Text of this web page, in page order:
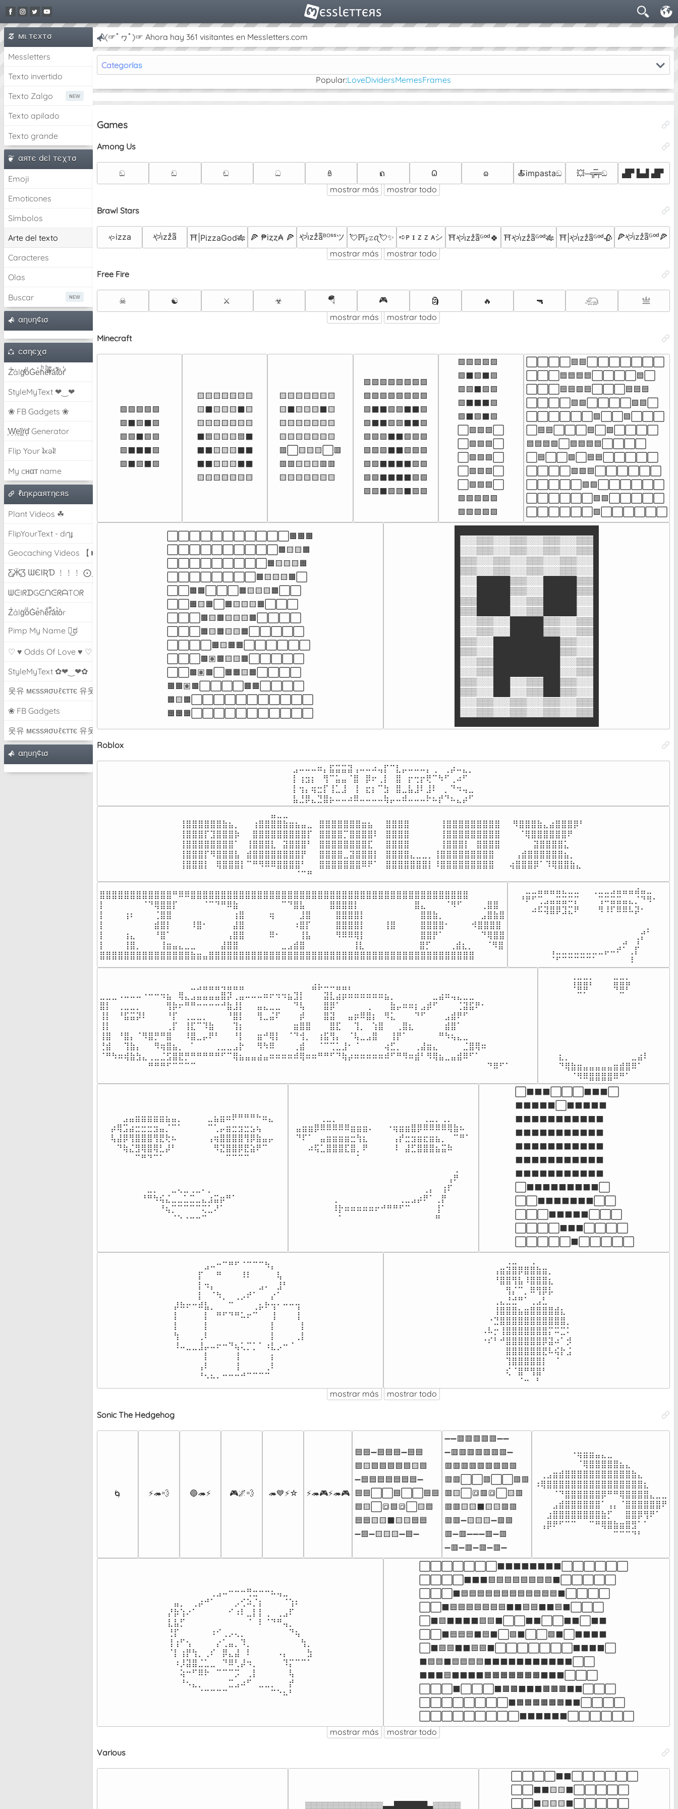
мι тєxтσ
Messletters
Texto invertido
Texto Zalgo
Texto apilado
Texto grande
αятє dєl тєχтσ
Emoji
Emoticones
Símbolos
Arte del texto
Caracteres
Olas
Buscar
αηυη¢ισ
cσηєχσ
Z̾̽ảlg̀͐ͭ̽oͧG̀e̒̃nͪȅͪͫ̏̐r͌̑á͑t͌̑͛o̊r̓̐
StyleMyText ❤‿❤
❀ FB Gadgets ❀
͕͗W͕͕͗͗e͕͕͗͗i͕͕͗͗r͕͗d͕͗ Generator
Flip Your ʇxəʇ!
My cнαт name
ℓιηкραятηєяѕ
Plant Videos ☘
FlipYourText - dıๅɟ
Geocaching Videos 【►】
Ƹ̵̡Ӝ̵̨̄Ʒ ƜЄƖƦƊ ﹗﹗﹗ ⨀_⨀
ᗯᕮIᖇᗪGᕮᑎᕮᖇᗩTOᖇ
Z̾ảlg̀͐oͧG̀e̒̃nȅ̐r͌̑á͑t͛o̊r
Pimp My Name ಠ͜ಠ
♡ ♥ Odds Of Love ♥ ♡
StyleMyText ✿❤‿❤✿
웃유 мєѕѕяσυℓєттє 유웃
❀ FB Gadgets
웃유 мєѕѕяσυℓєттє 유웃
αηυη¢ισ
(☞ﾟヮﾟ)☞ Ahora hay 361 visitantes en Messletters.com
Categorías
Popular:LoveDividersMemesFrames
Games
Among Us
ඞ ඩ ඬ ධ ꎂ ຄ 𐐗 𐐿 🍝impastaඞ 💥─╦̵̵̿╤ඞ
▟▛ ▙▟ ▟▛
mostrar más
mostrar todo
Brawl Stars
ゃizza やiͥzzͣaͫ ⛩️|PizzaGod🎋 🍕 ₱iȥȥ₳ 🍕 やiͥzzͣaͫᴮᴼˢˢツ 💘ℙī𝓏𝚣ꪋ💘✨ ➪ᴘ ɪ ᴢ ᴢ ᴀシ︎ ⛩やiͥzzͣaͫᴳᵒᵈ🍀 ⛩やiͥzzͣaͫᴳᵒᵈ🎋 ⛩|やiͥzzͣaͫᴳᵒᵈ🥀 🍕やiͥzzͣaͫᴳᵒᵈ🍕
mostrar más
mostrar todo
Free Fire
☠ ☯ ⚔ ☣ 🪂 🎮 🗿 🔥 🔫 𓃰
  亗
mostrar más
mostrar todo
Minecraft
🟩🟩🟩🟩🟩
🟩⬛🟩⬛🟩
🟩🟩⬛🟩🟩
🟩⬛⬛⬛🟩
🟩⬛🟩⬛🟩
🟨🟨🟨🟨🟨🟨🟨
🟨⬛🟨🟨🟨⬛🟨
🟨🟨🟨🟨🟨🟨🟨
⬛🟦🟨🟨🟨🟦⬛
⬛⬛🟨🟨🟨⬛⬛
⬛⬛🟨🟨🟨⬛⬛
🟨🟨🟨🟨🟨🟨🟨
🟨🟨🟨🟨🟨🟨🟨
🟨⬛🟨🟨🟨⬛🟨
🟨🟨🟨🟨🟨🟨🟨
🟨🟨🟨🟨🟨🟨🟨
🟥⬜🟨🟨🟨⬜🟥
🟥🟥🟨🟨🟨🟥🟥
🟨🟨🟨🟨🟨🟨🟨
🟩🟩🟩🟩🟩🟩🟩🟩
🟩🟩🟩🟩🟩🟩🟩🟩
🟩⬛⬛🟩🟩⬛⬛🟩
🟩⬛⬛🟩🟩⬛⬛🟩
🟩🟩🟩⬛⬛🟩🟩🟩
🟩🟩🟩⬛⬛🟩🟩🟩
🟩🟩⬛⬛⬛⬛🟩🟩
🟩🟩⬛⬛⬛⬛🟩🟩
🟩🟩⬛🟩🟩⬛🟩🟩
🟩🟩🟩🟩🟩
🟩⬛🟩⬛🟩
🟩🟩⬛🟩🟩
🟩⬛⬛⬛🟩
🟩⬛🟩⬛🟩
⬜🟩🟩🟩⬜
⬜🟩🟩🟩⬜
⬜🟩🟩🟩⬜
⬜🟩🟩🟩⬜
⬜🟩🟩🟩⬜
🟩🟩🟩🟩🟩
🟩🟩🟩🟩🟩
⬜⬜⬜⬜🟦🟦⬜⬜⬜⬜⬜⬜⬜
⬜⬜⬜🟦🟦🟦🟦⬜⬜⬜⬜🟦⬜
⬜⬜⬜🟦🟦🟩🟦⬜⬜⬜🟦🟦🟦
⬜⬜⬜⬜🟦🟩⬜⬜⬜⬜🟩🟦⬜
⬜⬜⬜⬜⬜⬜🟩⬜⬜🟩⬜⬜⬜
⬜🟦🟦⬜⬜⬜🟦⬜🟩⬜⬜⬜⬜
🟦🟦🟦🟩⬜🟦🟦🟦🟦⬜⬜⬜⬜
⬜🟦⬜⬜🟩⬜🟦🟦⬜⬜⬜⬜⬜
⬜⬜⬜⬜🟩🟩🟦⬜⬜⬜⬜⬜⬜
⬜⬜⬜⬜⬜🟩🟩⬜⬜⬜⬜⬜⬜
⬜⬜⬜⬜⬜⬜🟩🟩⬜⬜⬜⬜⬜
⬜⬜⬜⬜⬜⬜🟩⬜⬜⬜⬜⬜⬜
⬜⬜⬜⬜⬜⬜⬜⬜⬜⬜⬜🟧🟧🟧
⬜⬜⬜⬜⬜⬜⬜⬜⬜⬜🟧🟨🟨🟧
⬜⬜⬜⬜⬜⬜⬜⬜⬜🟧🟨🟨🟨🟧
⬜⬜⬜⬜⬜⬜⬜⬜🟧🟨🟨🟨🟧⬜
⬜⬜🟧🟧⬜⬜⬜🟧🟨🟨🟨🟧⬜⬜
⬜⬜🟧🟨🟧⬜🟧🟨🟨🟨🟧⬜⬜⬜
⬜⬜⬜🟧🟨🟧🟨🟨🟨🟧⬜⬜⬜⬜
⬜⬜⬜🟧🟨🟧🟨🟨🟧⬜⬜⬜⬜⬜
⬜⬜⬜⬜🟧🟨🟧🟧⬜⬜⬜⬜⬜⬜
⬜⬜⬜🟫🏽🟧🟨🟨🟧⬜⬜⬜⬜⬜
⬜⬜🟫🏽🟫⬜🟧🟧🟨🟧⬜⬜⬜⬜
🟧🟧🏽🟫⬜⬜⬜⬜🟧🟧⬜⬜⬜⬜
🟧🟨🟧⬜⬜⬜⬜⬜⬜⬜⬜⬜⬜⬜
🟧🟧🟧⬜⬜⬜⬜⬜⬜⬜⬜⬜⬜⬜
█░░░▒▒▒░░░▒▒▒░░░▒▒▒░░░▒▒▒█
█░░░▒▒▒░░░▒▒▒░░░▒▒▒░░░▒▒▒█
█▒▒▒░░░▒▒▒░░░▒▒▒░░░▒▒▒░░░█
█▒▒▒░░░▒▒▒░░░▒▒▒░░░▒▒▒░░░█
█░░░██████▒▒▒░░░██████▒▒▒█
█░░░██████▒▒▒░░░██████▒▒▒█
█▒▒▒██████░░░▒▒▒██████░░░█
█▒▒▒██████░░░▒▒▒██████░░░█
█░░░▒▒▒░░░██████▒▒▒░░░▒▒▒█
█░░░▒▒▒░░░██████▒▒▒░░░▒▒▒█
█▒▒▒░░░████████████▒▒▒░░░█
█▒▒▒░░░████████████▒▒▒░░░█
█░░░▒▒▒████████████░░░▒▒▒█
█░░░▒▒▒████████████░░░▒▒▒█
█▒▒▒░░░███░░░▒▒▒███▒▒▒░░░█
█▒▒▒░░░███░░░▒▒▒███▒▒▒░░░█
█░░░▒▒▒░░░▒▒▒░░░▒▒▒░░░▒▒▒█
█░░░▒▒▒░░░▒▒▒░░░▒▒▒░░░▒▒▒█
Roblox
⣠⠤⠤⠤⠶⡄⣯⣭⣭⣽⢠⠤⠤⠴⢤⡏⠉⣇⡤⠤⠤⠤⡄⢀⠀⢀⡴⠤⣄⡀
⡇⢰⣲⡆⠀⢻⠉⣥⣤⠈⣿⠀⡿⠖⢀⡇⠀⣿⠀⡖⢒⡖⢟⠉⠳⠋⢀⠴⠋⠀
⡇⢲⡄⢶⣒⡏⢸⣁⣸⠀⢸⠀⣖⡆⠉⣳⠀⣿⣀⣧⣸⠇⣸⠇⠀⡀⠙⠲⢤⣀
⣧⣘⡿⣄⣙⣿⡦⠤⠤⠴⠿⠤⠤⠤⠤⢷⡤⠤⠾⠤⠤⠤⠗⠦⡞⠙⠦⣄⡴⠋
⠀⠀⠀⠀⠀⠀⠀⠀⠀⠀⠀⠀⠀⠀⠀⣤⣀⣀
⢸⣿⣿⣿⣿⣿⣿⣷⣦⡀⠀⠀⢰⣿⣿⣿⣿⣷⣶⣦⣤⣀⠀⣿⣿⣿⣿⣿⣿⣿⣶⣦⠀⠀⣿⣿⣿⣿⠀⠀⠀⠀⠀⢸⣿⣿⣿⣿⣿⣿⣿⣿⣿⠀⠀⠻⣿⣿⣿⣷⣄⣴⣿⣿⣿⡿⠃
⢸⣿⣿⣿⡏⣹⣿⣿⣿⡷⠀⠀⣿⣿⣿⣿⣿⣿⣿⣿⣿⡏⠀⣿⣿⣿⣿⡉⣿⣿⣿⣿⠇⠀⣿⣿⣿⣿⠀⠀⠀⠀⠀⢸⣿⣿⣿⣿⣿⣿⣿⣿⣿⠀⠀⠀⠈⢿⣿⣿⣿⣿⣿⣿⠟⠀⠀
⢸⣿⣿⣿⣿⣿⣿⣿⣿⠁⠀⢸⣿⣿⣿⣇⠀⣽⣿⣿⣿⠃⠀⣿⣿⣿⣿⣿⣿⣿⣿⣏⠀⠀⣿⣿⣿⣿⠀⠀⠀⠀⠀⢸⣿⣿⣿⡇⠀⣿⣿⣿⣿⠀ ⠀⠀⠀⠀⣽⣿⣿⣿⣿⣅⠀⠀⠀
⢸⣿⣿⣿⡏⠻⣿⣿⣿⣧⠀⣾⣿⣿⣿⣿⣿⣿⣿⣿⡟⠀⠀⣿⣿⣿⣿⣀⣽⣿⣿⣿⡇⠀⣿⣿⣿⣿⣄⣀⣀⡀⢸⣿⣿⣿⣿⣿⣿⣿⣿⣿ ⠀⠀⠀⢠⣾⣿⣿⣿⣿⣿⣿⣦⡀⠀
⢸⣿⣿⣿⡇⠀⢿⣿⣿⣿⡇⠉⠛⠻⠿⠿⣿⣿⣿⣿⠃⠀⠀⣿⣿⣿⣿⣿⣿⣿⠿⠟⠁⠀⣿⣿⣿⣿⣿⣿⣿⡇⠸⣿⣿⣿⣿⣿⣿⣿⣿⣿ ⠀⠀⢴⣿⣿⣿⡿⠁⠹⢿⣿⣿⣷⣄
⠀⠀⠀⠀⠀⠀⠀⠀⠀⠀⠀⠀⠀⠀⠀⠀⠀⠀⠀⠈⠉⠛
⣿⣿⣿⣿⣿⣿⣿⣿⣿⣿⣿⣿⠛⠿⠿⣿⣿⣿⣿⣿⣿⣿⣿⣿⣿⣿⣿⣿⣿⣿⣿⣿⣿⣿⣿⣿⣿⣿⣿⣿⣿⣿⣿⣿⣿⣿⣿⣿⣿⣿⣿⣿⣿⣿⣿⣿⣿⣿⣿⣿⣿
⡇⠀⠀⠀⠀⠀⠀⠈⠙⢿⣿⣿⡏⠀⠀⠀⠀⠈⠉⠙⠛⠿⣷⠀⠀⠀⠀⠀⠀⠀⠉⠙⣿⣧⠀⠀⠀⠀⣿⣿⣿⣿⡇⠀⠀⠀⠀⠀⠀⠀⠀⠀⣿⣄⠀⠀⠀⠈⠻⠋⠀⠀⠀⢀⣿⣿
⡇⠀⠀⠀⢰⠆⠀⠀⠀⢈⣿⣿⠀⠀⠀⠀⠀⠀⠀⠀⠀⠀⢰⣿⠀⠀⠀⠀⢶⠀⠀⠀⠀⣸⣿⠀⠀⠀⠀⣿⣿⣿⣿⡇⠀⠀⠀⠀⠀⠀⠀⠀⠀⣿⣿⣷⡀⠀⠀⠀⠀⠀⠀⣠⣿⣷⣿
⡇⠀⠀⠀⠀⠀⠀⠀⠀⣾⣿⡇⠀⠀⠀⠸⣿⠂⠀⠀⠀⠀⣼⣿⠀⠀⠀⠀⠀⠀⠀⠀⠰⣿⡏⠀⠀⠀⠀⣿⣿⣿⣿⡇⠀⠀⠀⢸⣿⠀⠀⠀⠀⣿⣿⣿⣿⠂⠀⠀ ⠀⠺⣿⣿⣿⣿
⡇⠀⠀⠀⢰⣄⠀⠀⠀⠘⣿⠁⠀⠀⠀⠀⠀⠀⠀⠀⠀⢠⣿⣿⠀⠀⠀⠀⠿⠂⠀⠀⠀⢸⣧⠀⠀⠀⠀⠻⠿⠿⢿⡇⠀⠀⠀⠀⠀⠀⠀⠀⠀⣿⣿⡟⠁⠀⠀⠀⠀⠀⠀⠙⢿⣿⣿
⡇⠀⠀⠀⢸⣿⡀⠀⠀⠀⢸⣶⣤⣄⣀⣀⠀⠀⠀⠀⣼⣿⣿⠀⠀⠀⠀⠀⠀⠀⣀⣠⣾⣿⠀⠀⠀⠀⠀  ⠀⠀⢸⣇⠀⠀⠀⠀⠀⠀⠀⠀⠀⣿⡋⠀⠀⠀⢀⣾⣆⡀⠀⠀⠈⠻⣿
⣿⣿⣿⣿⣿⣿⣿⣿⣿⣿⣿⣿⣿⣿⣿⣷⣶⣤⣿⣿⣿⣿⣿⣿⣿⣿⣿⣿⣿⣿⣿⣿⣿⣿⣿⣿⣿⣿⣿⣿⣿⣿⣿⣿⣿⣿⣿⣿⣿⣿⣿⣿⣿⣿⣿⣿⣿⣿⣿⣿⣿⣿
⠀⣀⣀⣤⣤⣤⣤⣄⣀⣀⠀⠀⢀⣀⣀⣠⣤⣤⣤⣴⣤⣀⠀
⠘⠟⠋⢉⣠⣤⣭⣭⠭⡍⠀⠀⠀⢩⠭⣭⣭⣤⣄⡈⠙⠻⠂
⠀⠀⠴⠯⢽⣿⡿⣹⣍⠟⠀⠀⠀⠻⠸⠏⠿⠿⠧⡽⠂⠀⠀
⠀⠀⠀⠀⠀⠀⠀⠀⠀⠀⠀⠀⠀⠀⠀⠀⠀⠀⠀⠀⣠⠆⠀
⠀⠀⠀⠀⠀⠀⠀⠀⠀⠀⠀⠀⠀⠀⠀⠀⠀⣠⠀⢰⠃⠀⠀
⠀⠀⠀⠀⠀⢠⣀⣀⣀⣀⣀⣀⣀⣀⡤⠤⠞⠁⢀⡏⠀⠀⠀
⠀⠀⠀⠀⠀⠈⠋⠉⠉⠉⠉⠉⠁⠀⠀⠀⠀⠀⠸⠀⠀⠀⠀
⠀⠀⠀⠀⠀⠀⠀⠀⠀⠀⠀⠀⠀⠀⠀⣀⣠⣤⣤⣤⢤⣤⣤⣤⠀⠀⠀⠀⠀⠀⠀⠀⠀⠀⠀⣴⡦⠤⠤⣤⣤⡄⠀⠀⠀⠀⠀⠀⠀⠀⠀⠀⠀⠀⠀⠀⠀⠀⠀⠀⠀⠀⠀⠀⠀⠀⠀⠀
⣀⣀⣀⠠⠤⠤⠤⠐⠒⠒⠲⣦⠀⢿⣄⣠⣤⣤⣤⣤⣿⡽⢀⣤⠤⠤⠤⠶⠖⠲⠲⣦⣹⡇⠀⠀⠀⣽⣇⣴⡶⠶⠶⠶⠶⠶⠶⣦⡀⠀⠀⠀⠀⠀⠀⣀⣴⠶⢤⣄⣀⣀⠀⠀⠀
⣿⡇⠀⢀⣀⣀⡀⠀⠀⠀⠀⢻⡷⠖⠛⠛⠒⠒⠒⠒⠚⣷⣸⡇⠀⠀⣤⣄⣀⣀⠀⠀⠙⢧⠀⠀⠀⣿⡿⠁⠀⠀⠀⠀⢀⠀⠀⠀⣷⡤⠶⠶⡆⣠⡾⠋⠀⠀⠀⢈⣽⣯⠟⠂⠀
⢸⡇⠀⠘⣯⣭⡽⠇⠀⠀⠀⠘⡏⠀⢀⣀⣀⡀⠀⠀⠀⠘⣿⡇⠀⠀⢻⣀⣬⠏⠀⠀⠀⡾⠀⠀⠀⣿⣽⠀⠀⣤⡶⠿⣿⡆⠀⠻⣅⠀⠀⠀⠙⠋⠀⠀⠀⣠⣾⠟⠋⠀⠀⠀⠀
⢸⡇⠀⠀⠀⠀⠀⠀⠀⠀⠀⢀⡏⠀⢸⣏⠉⠹⣷⠀⠀⠀⢹⡆⠀⠀⠀⠀⠀⠀⠀⠀⣶⣿⣿⠀⠀⠀⣿⣏⠀⠀⢹⡀⠀⢱⣿⠀⠀⢀⣿⣆⠀⠀⠀⠀⠀⣾⣿⠁⠀⠀⠀⠀⠀⠀
⢸⣿⠀⠘⣿⡄⠈⠻⣿⡛⠛⣿⠀⠀⠸⣿⣀⡤⠟⠃⠀⠀⠘⡇⠀⠀⣶⠚⢿⡇⠀⠈⠙⢺⡀⠀⢰⣯⢻⡄⠀⠈⢧⣀⣠⣿⠀⠀⢸⡟⠁⠀⠀⠀⠀⠀⠛⠳⢦⣄⣀⠀⠀
⢘⣾⠀⠀⢹⣷⡄⠀⠀⠻⢶⣿⣦⡀⠀⠁⠀⠀⠀⢀⣀⣀⣠⡗⠀⠀⠻⠳⠿⠀⠀⠀⢀⣾⠀⠀⠈⠉⢉⣁⣸⠂⠈⠀⠀⠀⠀⢴⣋⡀⠀⠀⢀⣼⣶⣄⠀⠀⠀⠀⣈⣿⢿⠶
⠈⠛⠳⠶⢾⣷⣳⣄⢀⣀⣈⣫⣿⣟⡛⠛⠛⠛⠛⠛⠋⠉⢿⣦⣤⣤⣴⣤⠶⠶⠶⠶⠾⢿⠶⠶⠛⠛⠋⠙⢷⡴⠶⠶⠶⠶⠶⠾⠋⠛⠻⠶⣾⠃⠻⢿⣦⣀⣤⣾⠿⠋⠁⠀
⠀⠀⠀⠀⠀⠀⠀⠀⠛⠛⠛⠋⠉⠉⠉⠉⠀⠀⠀⠀⠀⠀⠀⠀⠀⠀⠀⠀⠀⠀⠀⠀⠀⠀⠀⠀⠀⠀⠀⠀⠀⠀⠀⠀⠀⠀⠀⠀⠀⠀⠀⠀⠀⠀⠀⠀⠀⠀⠀⠀⠀⠀⠀⠀⠙⠿⠋⠁⠀⠀⠀⠀
⠀⠀⠸⣿⣿⠃⠀⠀⠀⢿⣿⡟⠀⠀⠀
⠀⠀⠀⠉⠁⠀⠀⠀⠀⠀⠉⠀⠀⠀⠀
⣆⡀⠀⠀⠀⠀⠀⠀⠀⠀⠀⠀⣀⣴⠇
⠙⢿⣷⣶⣤⣤⣤⣤⣤⣶⣾⣿⠿⠁⠀
⠀⠀⠈⠻⠿⣿⣿⣿⣿⠿⠛⠁⠀⠀⠀
⠀⠀⣠⣤⣶⣶⣶⣶⣶⣦⣤⡀⠀⠀⠀⠀⣀⣦⣶⠶⠟⠛⠛⠛⠓⠶⣄
⡴⢿⣩⣴⣒⣒⣒⣲⣤⡈⠉⠁⠀⠀⠀⠀⠉⢁⡤⣶⣒⣲⣒⣢⢦⠀⠀
⢧⣼⡿⢻⣿⣿⣿⢻⣟⢗⠦⠀⠀⠀⠀⠀⢠⢶⣿⣿⣿⣿⢻⡿⣷⣤⡤
⠀⠙⢷⣌⣻⢿⣿⢿⣃⡼⠃⠀⠀⠀⠀⠀⠀⠻⣝⣿⣿⡿⣟⣵⠟⠉⠀
⠀⠀⠀⠀⠉⠛⠙⠉⠁⠀⠀⠀⠀⠀⠀⠀⠀⠀⠀⠉⠉⠉⠉⠀⠀⠀⠀
⠀⠀⠀⠀⠀⠀⣀⡀⠀⠀⣀⢄⣀⢀⣀⠄⡀⠀⠀⠀⠀⠀⠀⠀⠀⠀⠀
⠀⠀⠀⠀⠀⠘⠛⠳⢮⣌⣀⣀⣁⣉⣀⣄⣰⣭⡶⠛⠁⠀⠀⠀⠀⠀⠀
⠀⠀⠀⠀⠀⠀⠀⠀⠘⢦⡉⠉⠉⠉⠉⢍⣁⠜⠁⠀⠀⠀⠀⠀⠀⠀⠀
⠀⠀⠀⠀⠀⠀⠀⠀⠀⠀⠈⠑⠐⠒⠒⠉⠀⠀⠀⠀⠀⠀⠀
⣤⣶⣶⡿⠿⠿⠿⠿⠿⣶⣶⣶⠄⠀⠀⠐⢶⣶⣶⣿⡿⠿⠿⠿⠿⢿⣷⠦⠀
⠙⠏⠁⠀⣤⣶⣶⣶⣶⣒⢳⣆⠀⠀⠀⠀⢠⡞⣒⣲⣶⣖⣶⣦⡀⠀⠉⠛⠁
⠀⠀⠴⢯⣁⣿⣿⣿⣏⣿⡀⠟⠀⠀⠀⠀⠸⠀⣼⣋⣿⣿⣿⣦⣭⠷⠀⠀⠀
⠀⠀⠀⠀⠀⠀⠀⠀⠀⠀⠁⠀⠀⠀⠀⠀⠀⠀⠀⠀⠀⠀⠀⠀⠀⠀⠀⠀⠀
⠀⠀⠀⠀⠀⠀⠀⠀⠀⠀⠀⠀⠀⠀⠀⠀⠀⠀⠀⠀⠀⠀⠀⠀⠀⢠⠟⠀⠀
⠀⠀⠀⠀⠀⠀⠀⠀⠀⠀⠀⠀⠀⠀⠀⠀⠀⠀⠀⠀⠀⢀⡄⠀⢰⠏⠀⠀⠀
⠀⠀⠀⠀⠀⠀⢀⠀⠀⠀⠀⠀⠀⠀⠀⠀⠀⢀⣀⣠⡴⠟⠁⢀⡟⠀⠀⠀⠀
⠀⠀⠀⠀⠀⠀⠸⡗⠶⠶⠶⠶⠶⠖⠚⠛⠛⠋⠉⠀⠀⠀⠀⢸⠁⠀⠀⠀⠀
⠀⠀⠀⠀⠀⠀⠀⠁⠀⠀⠀⠀⠀⠀⠀⠀⠀⠀⠀⠀⠀⠀⠀⠛⠀⠀⠀⠀⠀
⬜⬛⬛⬛⬜⬜⬜⬛⬛⬛⬜
⬛⬛⬛⬛⬛⬜⬛⬛⬛⬛⬛
⬛⬛⬛⬛⬛⬛⬛⬛⬛⬛⬛
⬛⬛⬛⬛⬛⬛⬛⬛⬛⬛⬛
⬛⬛⬛⬛⬛⬛⬛⬛⬛⬛⬛
⬛⬛⬛⬛⬛⬛⬛⬛⬛⬛⬛
⬛⬛⬛⬛⬛⬛⬛⬛⬛⬛⬛
⬜⬛⬛⬛⬛⬛⬛⬛⬛⬛⬜
⬜⬜⬛⬛⬛⬛⬛⬛⬛⬜⬜
⬜⬜⬜⬛⬛⬛⬛⬛⬜⬜⬜
⬜⬜⬜⬜⬛⬛⬛⬜⬜⬜⬜
⬜⬜⬜⬜⬜⬛⬜⬜⬜⬜⬜
⠀⠀⠀⠀⠀⣠⠤⠒⠉⠛⠋⠈⠉⠉⠉⠳⡄⠀⠀⠀⠀
⠀⠀⠀⠀⡏⠀⠀⠛⠀⠀⠀⠸⠇⠀⠀⠀⠀⢧⠀⠀⠀⠀
⠀⠀⠀⠀⡇⠲⡄⠀⠀⠀⠀⠀⠀⠀⣠⠄⠀⣸⠃⠀⠀⠀
⠀⠀⠀⠀⡇⠀⠈⠳⡀⠀⢀⡠⠞⠁⠀⠀⡔⠁⠀⠀⠀⠀
⡼⠷⠖⠒⠾⣧⡀⠀⠀⠉⠀⠀⠀⢀⡦⠗⢲⠂⠒⠒⢲⠀
⡇⠀⠀⠀⠀⡇⠀⠛⠋⠙⠛⠥⠖⠉⠀⠀⢸⠀⠀⠀⢸⠀
⡇⠀⠀⠀⠀⡇⠀⠀⠀⠀⠀⠀⠀⠀⠀⠀⡇⠀⠀⠀⠀⡇
⢳⠀⠀⠀⢀⠇⠀⠀⠀⠀⠀⠀⠀⠀⠀⠀⡇⠀⠀⠀⢀⡇
⠸⠤⣀⣀⣸⡤⠤⠖⠒⠙⢦⢅⡉⡁⠁⠰⣇⡠⠒⠈⠀⠀
⠀⠀⠀⠀⠀⡇⠀⠀⠀⠀⢸⠀⠀⠀⠀⠀⡆⠀⠀⠀⠀⠀
⠀⠀⠀⠀⢠⠇⠀⠀⠀⠀⢸⠀⠀⠀⠀⢀⠇⠀⠀⠀⠀⠀
⠀⠀⠀⠀⠘⠢⠦⠄⠒⠒⠒⠚⠉⠉⠉⠉⠀⠀⠀⠀⠀⠀
⠀⠀⢠⣶⣽⣿⡿⣿⣿⣷⣶⡀⠀⠀⠀
⠀⠀⠘⣿⣿⢻⣧⠸⣿⣿⣿⣆⠀⠀⠀
⠀⠀⠀⠀⢻⡌⠉⡀⠿⢻⡿⡧⠀⠀⠀
⠀⠀⢀⣄⣘⣚⠛⠁⢀⣠⣃⠀⠀⠀⠀
⠀⠀⢸⣿⣿⣿⣦⣶⣿⣿⣿⣿⣾⣆⠀
⠀⠐⣙⣿⣿⣿⣿⣿⣿⣿⣿⣿⣿⣿⡀
⠠⠧⡒⢸⣿⣿⣿⣿⣿⣿⣿⡍⠭⣉⠅
⠐⠎⠃⠚⣿⣿⣿⣿⣿⣿⡿⣽⠴⠁⡺
⠀⠀⠀⠀⣿⣿⣿⣿⣿⣿⣟⠧⢮⡗⣨
⠀⠀⠀⠀⢹⣿⣿⣿⣿⣿⡇⠀⠈⠀⠀
⠀⠀⠀⠀⢎⠈⣿⠛⢻⣿⠃⠀⠀⠀⠀
⠀⠀⠀⠀⠀⠀⠈⠒⠀⠃⠀⠀⠀⠀⠀
mostrar más
mostrar todo
Sonic The Hedgehog
🌀 ⚡🦔💨 🔵🦔⚡ 🎮🌌💨 🦔💙⚡️☆ ⚡🦔🎮⚡🦔🎮
🟦🟦➖🟦🟦🟦➖🟦🟦
🟦🟨🟦🟦🟦🟦🟦🟨🟦
➖🟦🟦🟦🟦🟦🟦🟦➖
🟦🟦⬜⬜🟦⬜⬜🟦🟦
🟦🟨⬜🔳🟦🔳⬜🟨🟦
🟦🟦🟨🟨⬛🟨🟨🟦🟦
➖🟦➖🟨🟨🟨➖🟦➖
➖➖🟥🟥🟥🟥🟥➖➖
➖🟥🟥🟥🟥🟥🟥🟥➖
🟥🟥🟥🟥🟥🟥🟥🟥🟥
🟥🟥⬜⬜🟥⬜⬜🟥🟥
🟥🟨⬜🔳🟥🔳⬜🟨🟥
🟥🟥🟨🟨⬛🟨🟨🟥🟥
🟥🟥➖🟨🟨🟨➖🟥🟥
🟥➖🟥➖➖➖🟥➖🟥
➖🟥➖🟥➖🟥➖🟥➖
⠀⠀⠀⠀⠀⠀⠐⢶⣶⣶⣤⣄⣀⠀⠀⠀⠀⠀⠀⠀⠀⠀
⠀⠀⠀⠀⠀⠀⠀⠈⢿⣿⣿⣿⣿⣿⣦⣄⠀⠀⠀⠀⠀⠀
⠀⢀⣠⣶⣾⣿⣿⣿⣿⣿⣿⣿⣿⣿⣿⣿⣷⣄⠀⠀⠀⠀
⠰⢿⣿⣿⣿⣿⣿⣿⣿⣿⣿⣿⣿⣿⣿⣿⣿⣿⣆⠀⠀⠀
⠀⠀⠀⠈⠙⣿⣿⣿⣿⣿⣿⡿⠛⠛⢿⣿⣿⣿⣿⣄⣀⣀
⠀⠀⠀⣠⣾⣿⣿⣿⣿⣿⣿⠁⢠⡄⠈⣿⣿⣿⣿⣿⣿⠟
⠀⠀⣰⣿⣿⣿⣿⣿⣿⣿⣿⣷⡋⠀⠀⣿⣿⡿⢻⠟⠁⠀
⠀⢠⡿⠟⠋⠉⠉⠀⠀⠉⠛⢿⣿⣷⣶⣿⣻⠁⠁⠀⠀⠀
⠀⠀⠀⠀⠀⠀⠀⠀⠀⠀⠀⠀⠀⠉⠉⠉⠙⠃⠀⠀⠀⠀
⠀⠀⠀⠀⠀⠀⠀⢀⣠⠤⠒⠒⠒⢛⣒⠒⠒⠦⢤⣀⠀⠀⠀⠀
⠀⣤⡀⠀⢀⡴⠚⠁⠀⠀⠀⡠⢊⠵⡈⡆⠀⠀⠀⠈⢱⠆⠀⠀
⡜⡷⢱⠔⠁⠀⠀⠀⠀⠀⠊⠰⠇⣀⡇⡇⢀⠀⢀⣠⠏⠀⠀⠀
⣇⣧⡋⠀⠀⠀⠀⠀⠀⠀⠀⠀⠀⠈⠀⠇⠈⠙⠛⢤⡀⠀⠀⠀
⢘⡏⠀⠀⠀⠀⠀⠰⠊⢀⡠⢄⡀⠀⠀⠀⠀⠀⠀⠀⠙⢦⠀⠀
⢸⢰⠋⢢⠀⠀⠀⠀⡔⢁⣤⡀⠹⡀⠀⠀⠀⠀⠀⠀⠀⠀⢳⡀
⠈⡇⢰⡟⢳⡀⢀⠎⠀⡿⣄⣼⠀⠇⠀⠀⠀⠀⠠⡄⠀⠀⠀⣳
⠀⠰⡸⣽⣿⣈⣁⣀⠀⠙⠿⢃⡼⠲⡀⠀⠀⠀⠀⠹⡍⠉⠉⠁
⠀⠀⢵⠒⠋⠿⠗⠀⠉⠉⠉⡩⠀⢀⡇⠀⠀⠀⠀⠀⢧⠀⠀⠀
⠀⠀⠘⠢⣄⡀⠀⠀⠀⠀⣉⣠⠴⠋⠀⣀⣀⡀⠀⠀⡞⠀⠀⠀
⠀⠀⠀⠀⠀⠈⠉⠉⠉⠉⠀⠀⠀⠀⠀⠀⠀⠉⠑⠦⠃⠀⠀⠀
⬜⬜⬜⬜⬜⬜⬜⬛⬛⬛⬛⬛⬛⬛⬛⬜⬜⬜⬜⬜⬜
⬜⬜⬜⬜⬛⬛⬛🟦🟦🟦🟦🟦🟦🟦🟦⬛⬜⬜⬜⬜⬜
⬜⬜⬜⬛🟦🟦🟦🟦🟦🟦🟦🟦🟦🟦🟦🟦⬛⬜⬜⬜⬜
⬜⬜⬛🟦🟦🟦🟦🟦🟦🟦⬛⬛🟦🟦⬛⬛🟦⬛⬜⬜⬜
⬜⬛🟦⬛⬛⬛⬛🟦🟦⬛⬜⬜⬛⬛⬜⬜⬛⬛⬜⬛⬛
⬜⬜⬛🟦🟦🟦⬛🟦⬛⬜🟩⬛⬜⬜🟩⬛⬜⬛⬛⬛⬛
⬜⬛🟦🟦⬛⬛🟦🟦⬛⬜⬜⬜⬜⬜⬜⬜⬛⬛⬛⬛⬜
⬛🟦🟦⬛🟦🟦🟦🟦⬛⬛⬛⬛⬛⬛⬛⬛⬛⬛⬛⬜⬜
⬛⬛⬛🟦⬛⬛⬛⬛🟧🟧🟧🟧🟧🟧🟧⬛⬛⬛⬜⬜⬜
⬜⬜⬜⬛⬜⬜⬜⬛🟧🟧⬛⬛⬛🟧🟧🟧⬛⬛⬜⬜⬜
⬜⬜⬜⬜⬜⬜⬜⬜⬛🟧🟧🟧🟧🟧🟧⬛⬛⬜⬜⬜⬜
⬜⬜⬜⬜⬜⬜⬜⬜⬜⬛⬛⬛⬛⬛⬛⬜⬜⬜⬜⬜⬜
mostrar más
mostrar todo
Various
▒▒▒▒▒▒▒▒▒▒▒▒▒▒▄▄██████▄▒▒▒▒▒
⬜⬜⬜⬜⬛⬛⬜⬜⬜⬜⬜⬜
⬜⬜⬛⬛🟨🟨⬛⬜⬜⬜⬜⬜
⬜⬜⬛🟨🟨🟨⬛⬜⬜⬜⬜⬜